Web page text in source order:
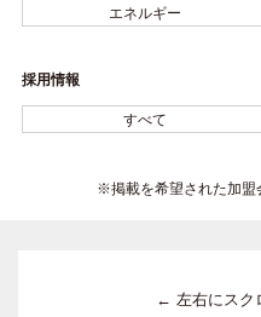
エネルギー
採用情報
すべて
※掲載を希望された加盟
← 左右にスク